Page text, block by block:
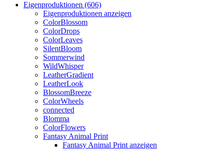
Eigenproduktionen (606)
Eigenproduktionen anzeigen
ColorBlossom
ColorDrops
ColorLeaves
SilentBloom
Sommerwind
WildWhisper
LeatherGradient
LeatherLook
BlossomBreeze
ColorWheels
connected
Blomma
ColorFlowers
Fantasy Animal Print
Fantasy Animal Print anzeigen